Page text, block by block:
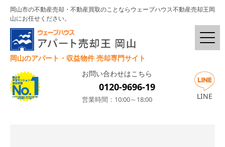
岡山市の不動産売却・不動産買取のことならウェーブハウス不動産売却王岡
山にお任せください。
岡山のアパート・収益物件 売却専門サイト
お問い合わせはこちら
0120-9696-19
営業時間：10:00～18:00 LINE